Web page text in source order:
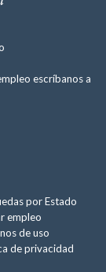
escríbanos a
por Estado
empleo
de uso
de privacidad